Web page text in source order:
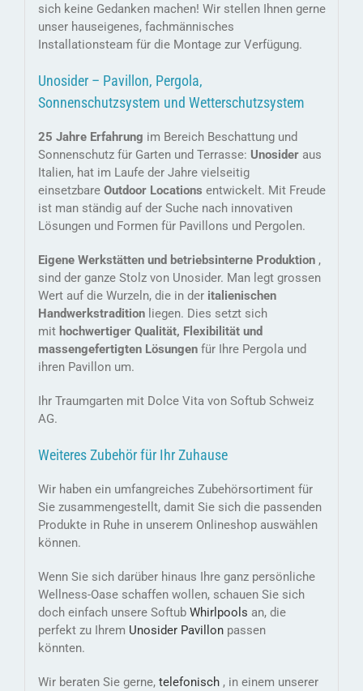
sich keine Gedanken machen! Wir stellen Ihnen gerne
unser hauseigenes, fachmännisches
Installationsteam für die Montage zur Verfügung.
Unosider – Pavillon, Pergola,
Sonnenschutzsystem und Wetterschutzsystem
25 Jahre Erfahrung im Bereich Beschattung und
Sonnenschutz für Garten und Terrasse: Unosideraus
Italien, hat im Laufe der Jahre vielseitig
einsetzbare Outdoor Locations entwickelt. Mit Freude
ist man ständig auf der Suche nach innovativen
Lösungen und Formen für Pavillons und Pergolen.
Eigene Werkstätten und betriebsinterne Produktion,
sind der ganze Stolz von Unosider. Man legt grossen
Wert auf die Wurzeln, die in der italienischen
Handwerkstraditionliegen. Dies setzt sich
mit hochwertiger Qualität, Flexibilität und
massengefertigten Lösungenfür Ihre Pergola und
ihren Pavillon um.
Ihr Traumgarten mit Dolce Vita von Softub Schweiz
AG.
Weiteres Zubehör für Ihr Zuhause
Wir haben ein umfangreiches Zubehörsortiment für
Sie zusammengestellt, damit Sie sich die passenden
Produkte in Ruhe in unserem Onlineshop auswählen
können.
Wenn Sie sich darüber hinaus Ihre ganz persönliche
Wellness-Oase schaffen wollen, schauen Sie sich
doch einfach unsere Softub Whirlpools an, die
perfekt zu Ihrem Unosider Pavillonpassen
könnten.
Wir beraten Sie gerne, telefonisch, in einem unserer